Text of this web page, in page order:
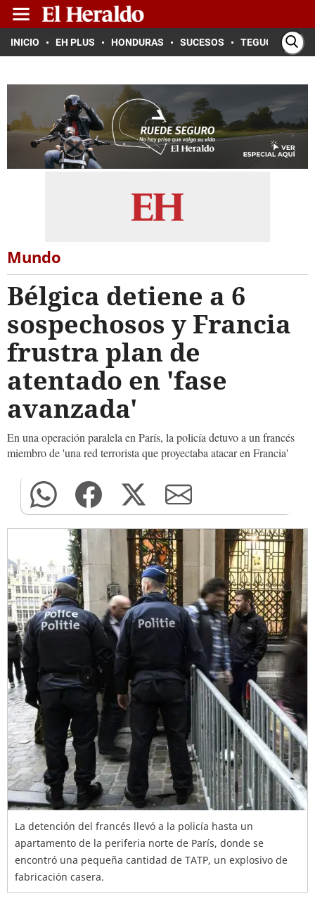
INICIO EH PLUS HONDURAS SUCESOS TEGUCIGALPA
Mundo
Bélgica detiene a 6
sospechosos y Francia
frustra plan de
atentado en 'fase
avanzada'
En una operación paralela en París, la policía detuvo a un francés
miembro de 'una red terrorista que proyectaba atacar en Francia'
La detención del francés llevó a la policía hasta un
apartamento de la periferia norte de París, donde se
encontró una pequeña cantidad de TATP, un explosivo de
fabricación casera.